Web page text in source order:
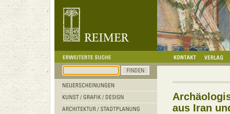
aus Iran